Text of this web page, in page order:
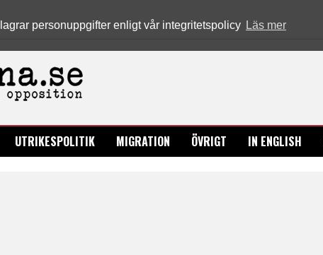
personuppgifter enligt vår integritetspolicy Läs mer
UTRIKESPOLITIK MIGRATION ÖVRIGT IN ENGLISH